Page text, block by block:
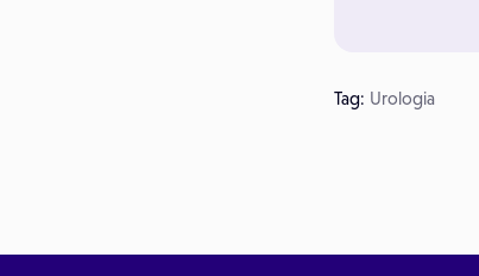
Tag: Urologia